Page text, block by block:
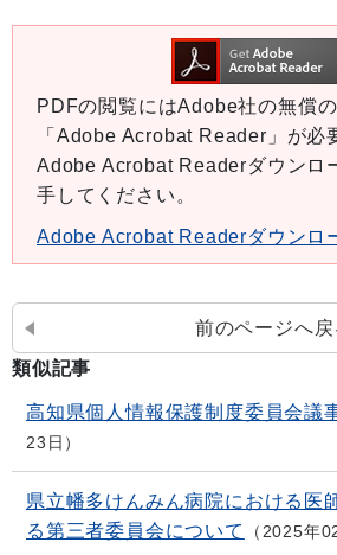
PDFの閲覧にはAdobe社の無償
「Adobe Acrobat Reader」が必
Adobe Acrobat Readerダウンロ
手してください。
Adobe Acrobat Readerダウンロ
前のページへ戻
類似記事
高知県個人情報保護制度委員会議
23日
県立幡多けんみん病院における医
る第三者委員会について
2025年